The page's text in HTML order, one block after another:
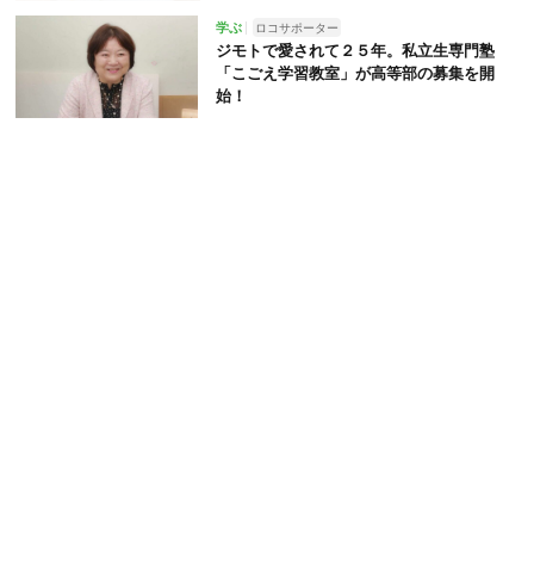
学ぶ ロコサポーター
ジモトで愛されて２５年。私立生専門塾
「こごえ学習教室」が高等部の募集を開
始！